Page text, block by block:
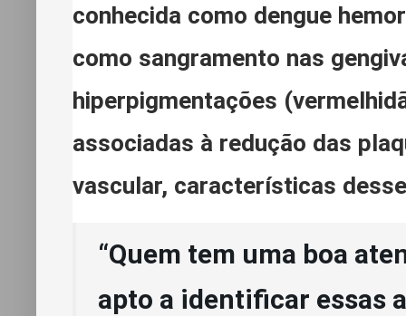
conhecida como dengue
como sangramento nas
hiperpigmentações
associadas à redução das
vascular, características
“Quem tem uma boa
apto a identificar essas